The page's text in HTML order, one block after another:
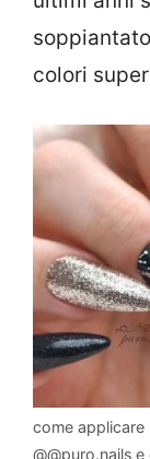
colori
come
@@puro.nails